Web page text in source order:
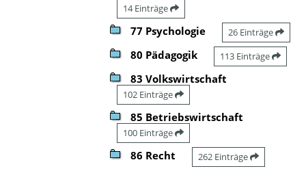
14 Einträge
77 Psychologie 26 Einträge
80 Pädagogik 113 Einträge
83 Volkswirtschaft
102 Einträge
85 Betriebswirtschaft
100 Einträge
86 Recht 262 Einträge